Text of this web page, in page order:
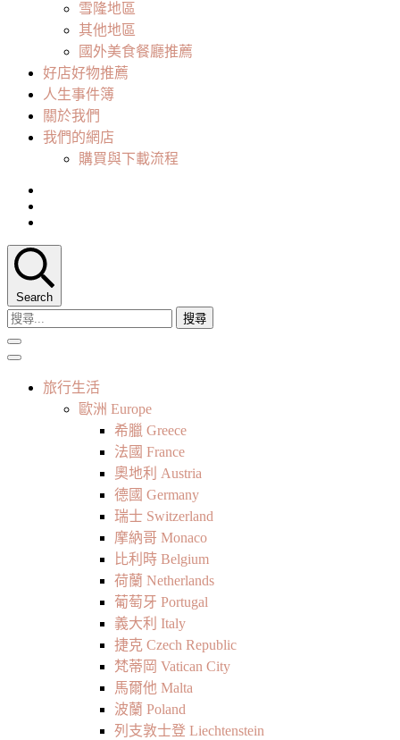
雪隆地區
其他地區
國外美食餐廳推薦
好店好物推薦
人生事件簿
關於我們
我們的網店
購買與下載流程
Search
搜
尋
關
旅行生活
歐洲 Europe
希臘 Greece
法國 France
奧地利 Austria
德國 Germany
瑞士 Switzerland
摩納哥 Monaco
比利時 Belgium
荷蘭 Netherlands
葡萄牙 Portugal
義大利 Italy
捷克 Czech Republic
梵蒂岡 Vatican City
馬爾他 Malta
波蘭 Poland
列支敦士登 Liechtenstein